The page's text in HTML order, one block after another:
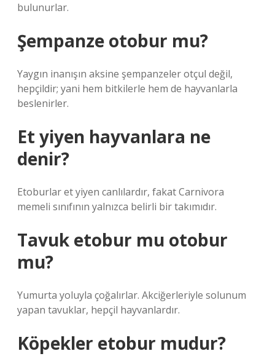
bulunurlar.
Şempanze otobur mu?
Yaygın inanışın aksine şempanzeler otçul değil,
hepçildir; yani hem bitkilerle hem de hayvanlarla
beslenirler.
Et yiyen hayvanlara ne
denir?
Etoburlar et yiyen canlılardır, fakat Carnivora
memeli sınıfının yalnızca belirli bir takımıdır.
Tavuk etobur mu otobur
mu?
Yumurta yoluyla çoğalırlar. Akciğerleriyle solunum
yapan tavuklar, hepçil hayvanlardır.
Köpekler etobur mudur?